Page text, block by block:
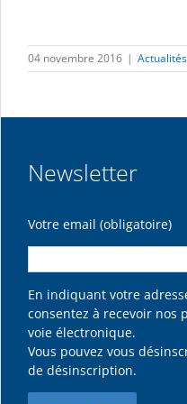
04 novembre 2016 | Actualités
Newsletter
Votre email (obligatoire)
En indiquant votre
consentez à recevoir nos
voie électronique.
Vous pouvez vous
de désinscription.